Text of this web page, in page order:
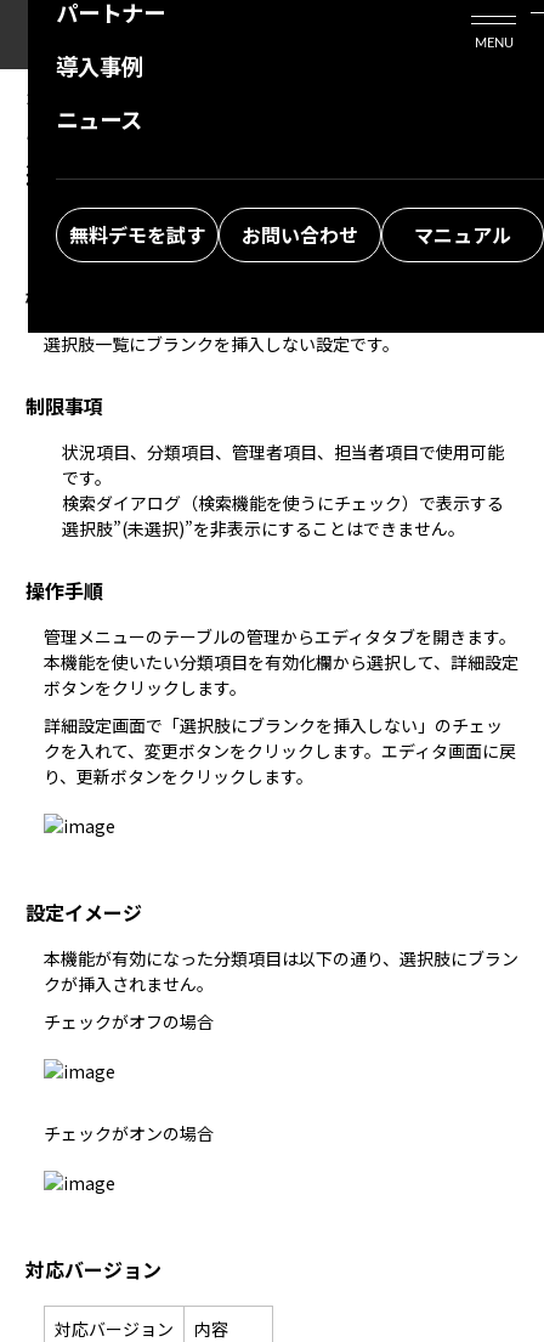
パートナー
導入事例
ニュース
無料デモを試す お問い合わせ マニュアル
MENU
2026/05/18
テーブルの管理：エディタ：項目の詳細設定：
選択肢にブランクを挿入しない
概要
選択肢一覧にブランクを挿入しない設定です。
制限事項
状況項目、 分類項目、 管理者項目、 担当者項目で使用可能
です。
検索ダイアログ（検索機能を使う にチェック）で表示する
選択肢”(未選択)”を非表示にすることはできません。
操作手順
管理メニューのテーブルの管理からエディタタブを開きます。
本機能を使いたい分類項目を有効化欄から選択して、詳細設定
ボタンをクリックします。
詳細設定画面で「選択肢にブランクを挿入しない」のチェッ
クを入れて、変更ボタンをクリックします。エディタ画面に戻
り、更新ボタンをクリックします。
設定イメージ
本機能が有効になった分類項目は以下の通り、選択肢にブラン
クが挿入されません。
チェックがオフの場合
チェックがオンの場合
対応バージョン
対応バージョン
内容